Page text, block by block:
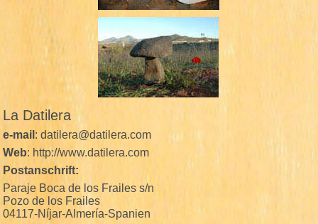
La Datilera
e-mail : datilera@datilera.com
Web: http://www.datilera.com
Postanschrift:
Paraje Boca de los Frailes s/n
Pozo de los Frailes
04117-Níjar-Almería-Spanien